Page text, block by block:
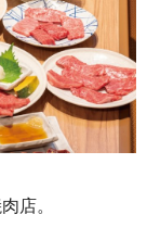
店。